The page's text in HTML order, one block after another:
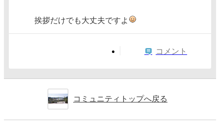
挨拶だけでも大丈夫ですよ
コメント
コミュニティトップへ戻る